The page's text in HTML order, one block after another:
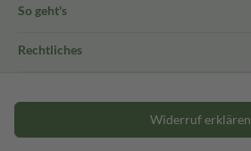
So geht's
Rechtliches
Widerruf erklären